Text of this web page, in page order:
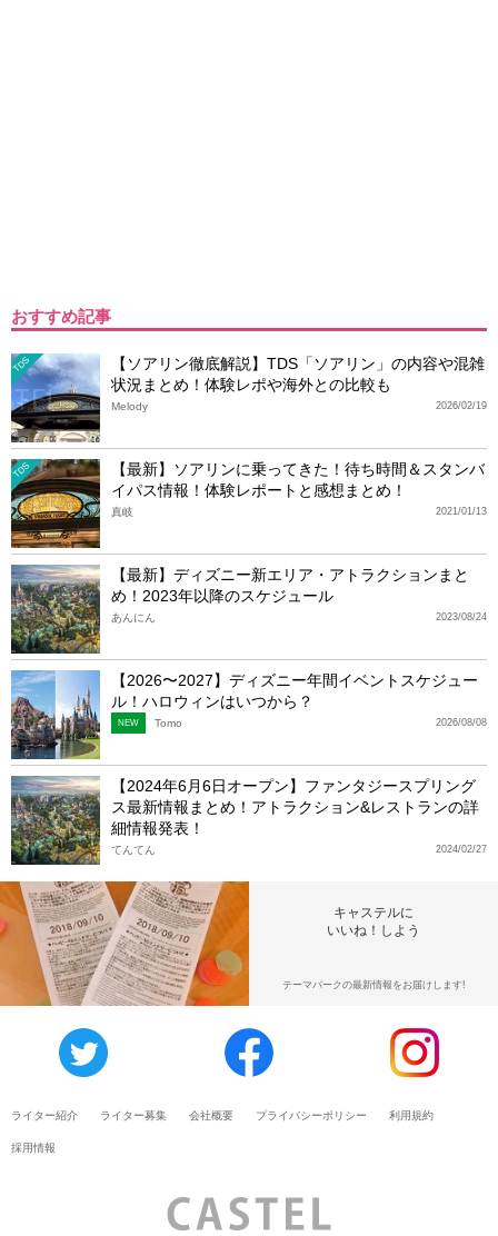
おすすめ記事
TDS
【ソアリン徹底解説】TDS「ソアリン」の内容や混雑
状況まとめ！体験レポや海外との比較も
2026/02/19
Melody
TDS
【最新】ソアリンに乗ってきた！待ち時間＆スタンバ
イパス情報！体験レポートと感想まとめ！
2021/01/13
真岐
【最新】ディズニー新エリア・アトラクションまと
め！2023年以降のスケジュール
2023/08/24
あんにん
【2026〜2027】ディズニー年間イベントスケジュー
ル！ハロウィンはいつから？
2026/08/08
NEW Tomo
【2024年6月6日オープン】ファンタジースプリング
ス最新情報まとめ！アトラクション&レストランの詳
細情報発表！
2024/02/27
てんてん
キャステルに
いいね！しよう
テーマパークの最新情報をお届けします!
ライター紹介 ライター募集 会社概要 プライバシーポリシー 利用規約
採用情報